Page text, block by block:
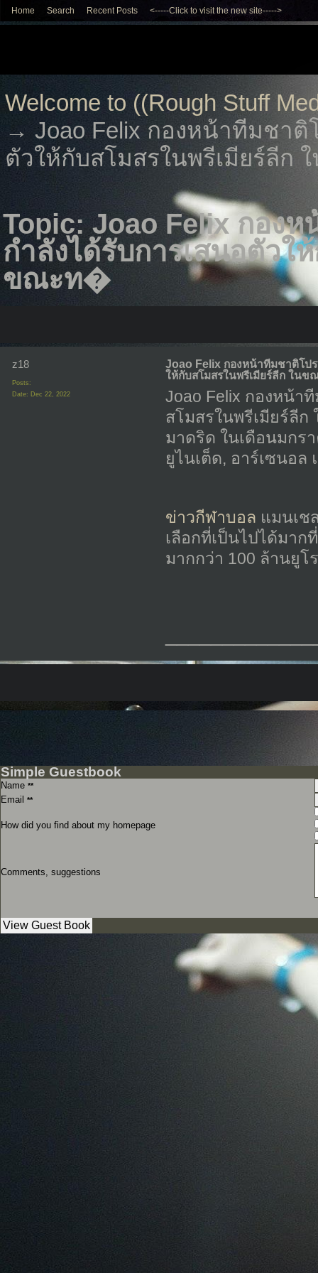
Home Search Recent Posts <-----Click to visit the new site----->
Welcome to ((Rough Stuff
→ Joao Felix กองหน้าทีมชาติ
ตัวให้กับสโมสรในพรีเมียร์ลีก
Topic: Joao Felix กอง
กำลังได้รับการเสนอตัวใ
ขณะท�
z18
Posts:
Date: Dec 22, 2022
Joao Felix กองหน้าทีมชาติโปร
ให้กับสโมสรในพรีเมียร์ลีก ใน
Joao Felix กองหน้า
สโมสรในพรีเมียร์ลี
มาดริด ในเดือนมกร
ยูไนเต็ด, อาร์เซนอ
ข่าวกีฬาบอล แมนเช
เลือกที่เป็นไปได้มา
มากกว่า 100 ล้านยูโ
Simple Guestbook
Name **
Email **
How did you find about my homepage
Comments, suggestions